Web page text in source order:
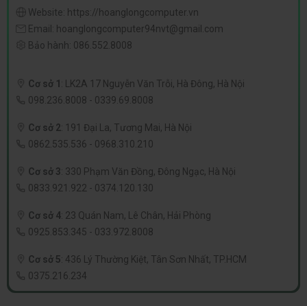
Website: https://hoanglongcomputer.vn
Email: hoanglongcomputer94nvt@gmail.com
Bảo hành: 086.552.8008
Cơ sở 1 :
LK2A 17 Nguyễn Văn Trỗi, Hà Đông, Hà Nội
098.236.8008 - 0339.69.8008
Cơ sở 2: 191 Đại La, Tương Mai, Hà Nội
0862.535.536 - 0968.310.210
Cơ sở 3: 330 Phạm Văn Đồng, Đông Ngạc, Hà Nội
0833.921.922 - 0374.120.130
Cơ sở 4: 23 Quán Nam, Lê Chân, Hải Phòng
0925.853.345 - 033.972.8008
Cơ sở 5: 436 Lý Thường Kiệt, Tân Sơn Nhất, TP.HCM
0375.216.234